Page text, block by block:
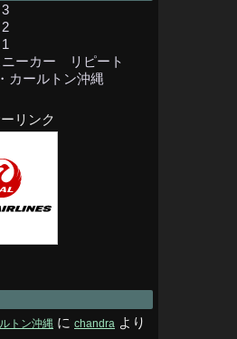
ニーカー リピート
カールトン沖縄
リンク
トン沖縄 に chandra より